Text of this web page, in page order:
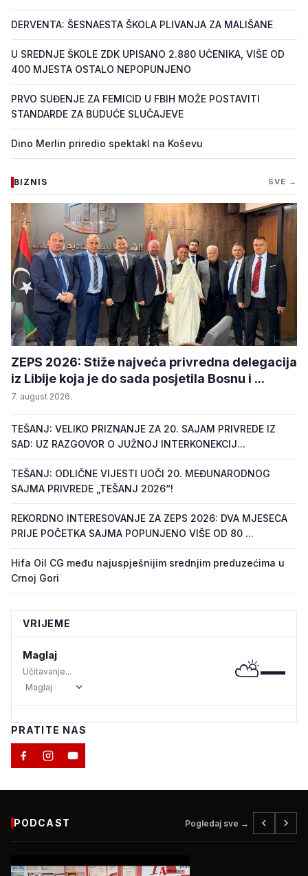
DERVENTA: ŠESNAESTA ŠKOLA PLIVANJA ZA MALIŠANE
U SREDNJE ŠKOLE ZDK UPISANO 2.880 UČENIKA, VIŠE OD
400 MJESTA OSTALO NEPOPUNJENO
PRVO SUĐENJE ZA FEMICID U FBIH MOŽE POSTAVITI
STANDARDE ZA BUDUĆE SLUČAJEVE
Dino Merlin priredio spektakl na Koševu
BIZNIS SVE →
ZEPS 2026: Stiže najveća privredna delegacija
iz Libije koja je do sada posjetila Bosnu i ...
7. august 2026.
TEŠANJ: VELIKO PRIZNANJE ZA 20. SAJAM PRIVREDE IZ
SAD: UZ RAZGOVOR O JUŽNOJ INTERKONEKCIJ...
TEŠANJ: ODLIČNE VIJESTI UOČI 20. MEĐUNARODNOG
SAJMA PRIVREDE „TEŠANJ 2026“!
REKORDNO INTERESOVANJE ZA ZEPS 2026: DVA MJESECA
PRIJE POČETKA SAJMA POPUNJENO VIŠE OD 80 ...
Hifa Oil CG među najuspješnijim srednjim preduzećima u
Crnoj Gori
VRIJEME
Maglaj
Učitavanje... ⛅—
PRATITE NAS
PODCAST Pogledaj sve →